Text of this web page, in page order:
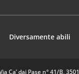
Diversamente abili
Ca’ dai Pase n° 41/B,